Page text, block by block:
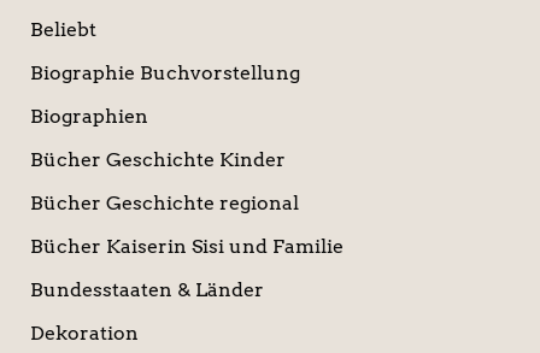
Beliebt
Biographie Buchvorstellung
Biographien
Bücher Geschichte Kinder
Bücher Geschichte regional
Bücher Kaiserin Sisi und Familie
Bundesstaaten & Länder
Dekoration